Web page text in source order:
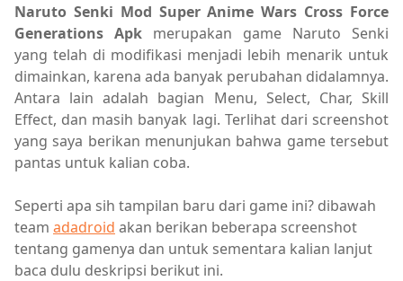
Naruto Senki Mod Super Anime Wars Cross Force
Generations Apk merupakan game Naruto Senki
yang telah di modifikasi menjadi lebih menarik untuk
dimainkan, karena ada banyak perubahan didalamnya.
Antara lain adalah bagian Menu, Select, Char, Skill
Effect, dan masih banyak lagi. Terlihat dari screenshot
yang saya berikan menunjukan bahwa game tersebut
pantas untuk kalian coba.
Seperti apa sih tampilan baru dari game ini? dibawah
team adadroid akan berikan beberapa screenshot
tentang gamenya dan untuk sementara kalian lanjut
baca dulu deskripsi berikut ini.